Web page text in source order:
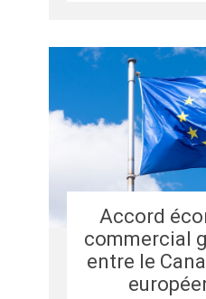
Accord
commercial
entre le